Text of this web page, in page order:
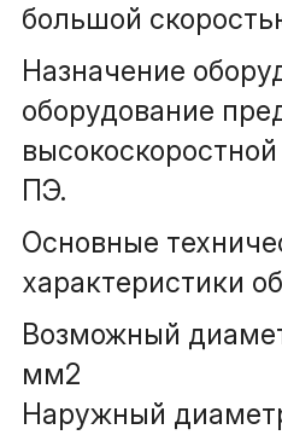
большой
Назначение
оборудование
ПЭ.
Основные
характеристики
Возможный
мм2
Наружный